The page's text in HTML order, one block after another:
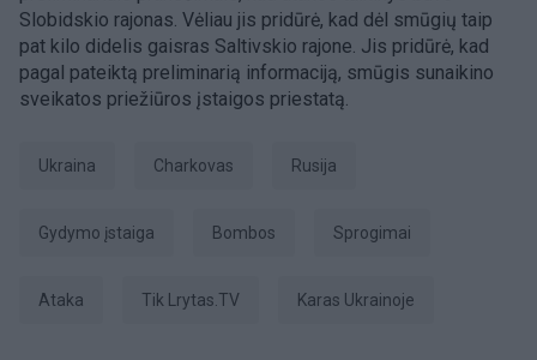
Slobidskio rajonas. Vėliau jis pridūrė, kad dėl smūgių taip
pat kilo didelis gaisras Saltivskio rajone. Jis pridūrė, kad
pagal pateiktą preliminarią informaciją, smūgis sunaikino
sveikatos priežiūros įstaigos priestatą.
Ukraina Charkovas Rusija
gydymo įstaiga bombos sprogimai
ataka tik Lrytas.TV karas Ukrainoje